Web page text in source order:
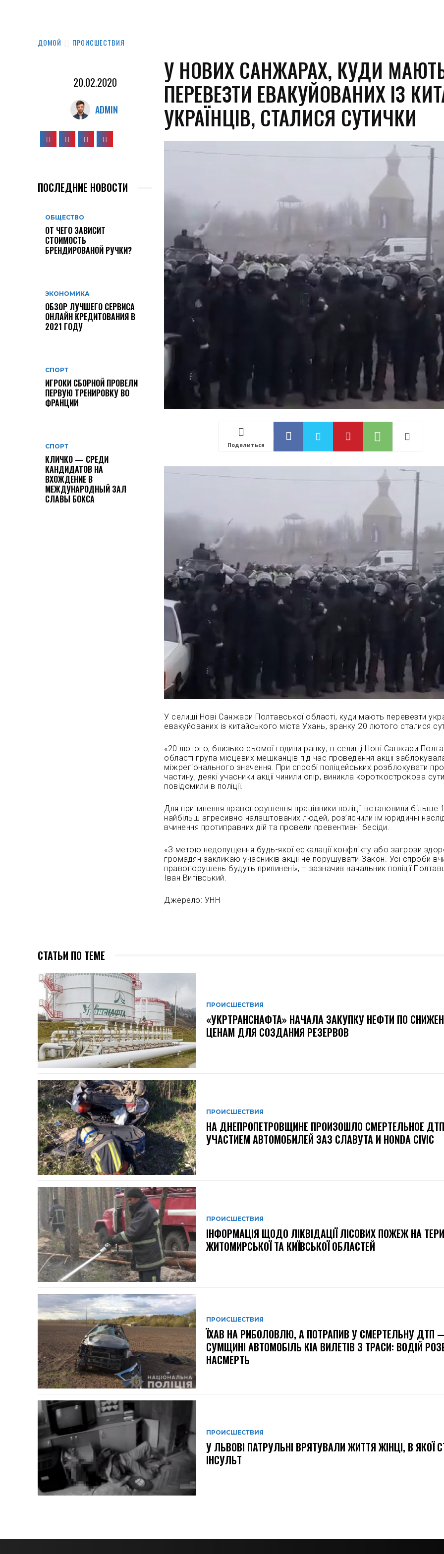
ДОМОЙ ПРОИСШЕСТВИЯ
20.02.2020
ADMIN
ПОСЛЕДНИЕ НОВОСТИ
ОБЩЕСТВО
ОТ ЧЕГО ЗАВИСИТ
СТОИМОСТЬ
БРЕНДИРОВАНОЙ РУЧКИ?
ЭКОНОМИКА
ОБЗОР ЛУЧШЕГО СЕРВИСА
ОНЛАЙН КРЕДИТОВАНИЯ В
2021 ГОДУ
СПОРТ
ИГРОКИ СБОРНОЙ ПРОВЕЛИ
ПЕРВУЮ ТРЕНИРОВКУ ВО
ФРАНЦИИ
СПОРТ
КЛИЧКО — СРЕДИ
КАНДИДАТОВ НА
ВХОЖДЕНИЕ В
МЕЖДУНАРОДНЫЙ ЗАЛ
СЛАВЫ БОКСА
У НОВИХ САНЖАРАХ, КУДИ
ПЕРЕВЕЗТИ ЕВАКУЙОВАНИХ ІЗ
УКРАЇНЦІВ, СТАЛИСЯ СУТИЧКИ
Поделиться
У селищі Нові Санжари Полтавської області, куди мають перевезти
евакуйованих із китайського міста Ухань, зранку 20 лютого сталися
«20 лютого, близько сьомої години ранку, в селищі Нові Санжари
області група місцевих мешканців під час проведення акції
міжрегіонального значення. При спробі поліцейських розблокувати
частину, деякі учасники акції чинили опір, виникла короткострокова
повідомили в поліції.
Для припинення правопорушення працівники поліції встановили більше
найбільш агресивно налаштованих людей, роз’яснили їм юридичні
вчинення протиправних дій та провели превентивні бесіди.
«З метою недопущення будь-якої ескалації конфлікту або загрози
громадян закликаю учасників акції не порушувати Закон. Усі спроби
правопорушень будуть припинені», – зазначив начальник поліції
Іван Вигівський.
Джерело: УНН
СТАТЬИ ПО ТЕМЕ
ПРОИСШЕСТВИЯ
«УКРТРАНСНАФТА» НАЧАЛА ЗАКУПКУ НЕФТИ ПО
ЦЕНАМ ДЛЯ СОЗДАНИЯ РЕЗЕРВОВ
ПРОИСШЕСТВИЯ
НА ДНЕПРОПЕТРОВЩИНЕ ПРОИЗОШЛО СМЕРТЕЛЬНОЕ
УЧАСТИЕМ АВТОМОБИЛЕЙ ЗАЗ СЛАВУТА И HONDA CIVIC
ПРОИСШЕСТВИЯ
ІНФОРМАЦІЯ ЩОДО ЛІКВІДАЦІЇ ЛІСОВИХ ПОЖЕЖ НА
ЖИТОМИРСЬКОЇ ТА КИЇВСЬКОЇ ОБЛАСТЕЙ
ПРОИСШЕСТВИЯ
ЇХАВ НА РИБОЛОВЛЮ, А ПОТРАПИВ У СМЕРТЕЛЬНУ ДТП
СУМЩИНІ АВТОМОБІЛЬ KIA ВИЛЕТІВ З ТРАСИ: ВОДІЙ
НАСМЕРТЬ
ПРОИСШЕСТВИЯ
У ЛЬВОВІ ПАТРУЛЬНІ ВРЯТУВАЛИ ЖИТТЯ ЖІНЦІ, В ЯКОЇ
ІНСУЛЬТ